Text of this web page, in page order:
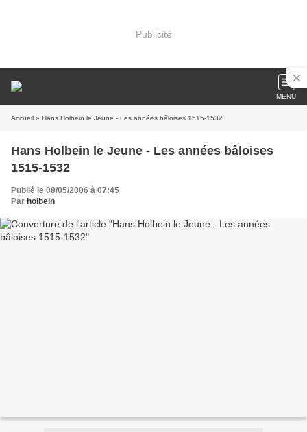
Publicité
MENU
Accueil » Hans Holbein le Jeune - Les années bâloises 1515-1532
Hans Holbein le Jeune - Les années bâloises
1515-1532
Publié le 08/05/2006 à 07:45
Par holbein